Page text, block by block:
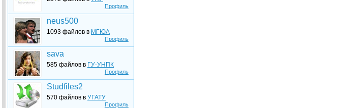
Профиль
Профиль
neus500
1093 файлов в МГЮА
Профиль
sava
585 файлов в ГУ-УНПК
Профиль
Studfiles2
570 файлов в УГАТУ